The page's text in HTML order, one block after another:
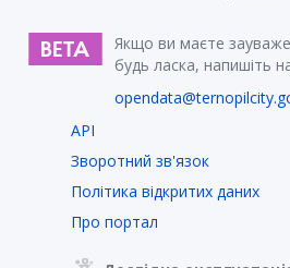
Якщо ви маєте
будь ласка, напишіть
API
Зворотний зв'язок
Політика відкритих даних
Про портал